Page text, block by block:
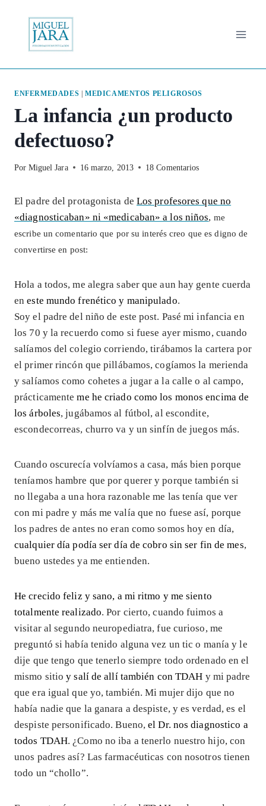
contenido
ENFERMEDADES MEDICAMENTOS PELIGROSOS
La infancia ¿un producto
defectuoso?
Por Miguel Jara 16 marzo, 2013 18 Comentarios
El padre del protagonista de Los profesores que no
«diagnosticaban» ni «medicaban» a los niños, me
escribe un comentario que por su interés creo que es digno de
convertirse en post:
Hola a todos, me alegra saber que aun hay gente cuerda
eneste mundo frenético y manipulado.
Soy el padre del niño de este post. Pasé mi infancia en
los 70 y la recuerdo como si fuese ayer mismo, cuando
salíamos del colegio corriendo, tirábamos la cartera por
el primer rincón que pillábamos, cogíamos la merienda
y salíamos como cohetes a jugar a la calle o al campo,
prácticamenteme he criado como los monos encima de
los árboles, jugábamos al fútbol, al escondite,
escondecorreas, churro va y un sinfín de juegos más.
Cuando oscurecía volvíamos a casa, más bien porque
teníamos hambre que por querer y porque también si
no llegaba a una hora razonable me las tenía que ver
con mi padre y más me valía que no fuese así, porque
los padres de antes no eran como somos hoy en día,
cualquier día podía ser día de cobro sin ser fin de mes,
bueno ustedes ya me entienden.
He crecido feliz y sano, a mi ritmo y me siento
totalmente realizado. Por cierto, cuando fuimos a
visitar al segundo neuropediatra, fue curioso, me
preguntó si había tenido alguna vez un tic o manía y le
dije que tengo que tenerlo siempre todo ordenado en el
mismo sitioy salí de allí también con TDAH y mi padre
que era igual que yo, también. Mi mujer dijo que no
había nadie que la ganara a despiste, y es verdad, es el
despiste personificado. Bueno,el Dr. nos diagnostico a
todos TDAH. ¿Como no iba a tenerlo nuestro hijo, con
unos padres así? Las farmacéuticas con nosotros tienen
todo un “chollo”.